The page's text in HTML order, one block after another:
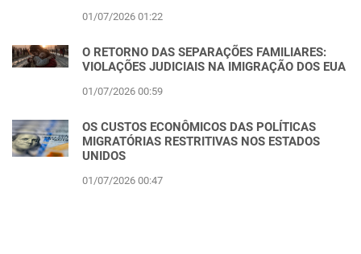
01/07/2026 01:22
O RETORNO DAS SEPARAÇÕES FAMILIARES:
VIOLAÇÕES JUDICIAIS NA IMIGRAÇÃO DOS EUA
01/07/2026 00:59
OS CUSTOS ECONÔMICOS DAS POLÍTICAS
MIGRATÓRIAS RESTRITIVAS NOS ESTADOS
UNIDOS
01/07/2026 00:47